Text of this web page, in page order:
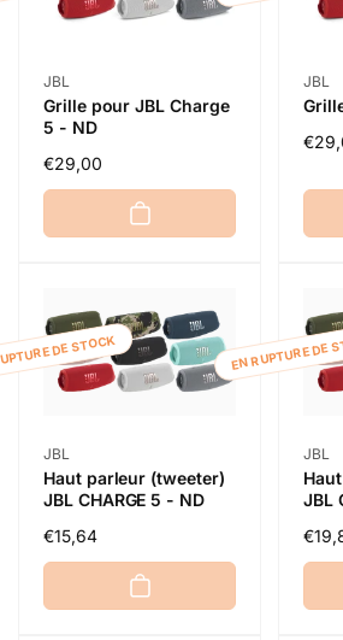
Distributeur :
JBL
Grille pour JBL Charge
5 - ND
Prix
habituel
€29,00
JBL
Prix
DE STOCK
Distributeur :
JBL
Haut parleur (tweeter)
JBL CHARGE 5 - ND
Prix
habituel
€15,64
EN RUPTURE DE
JBL
JBL
Prix